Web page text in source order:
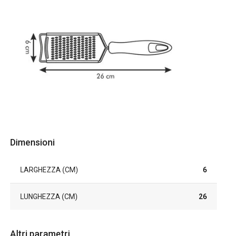
Dimensioni
LARGHEZZA (CM) 6
LUNGHEZZA (CM) 26
Altri parametri